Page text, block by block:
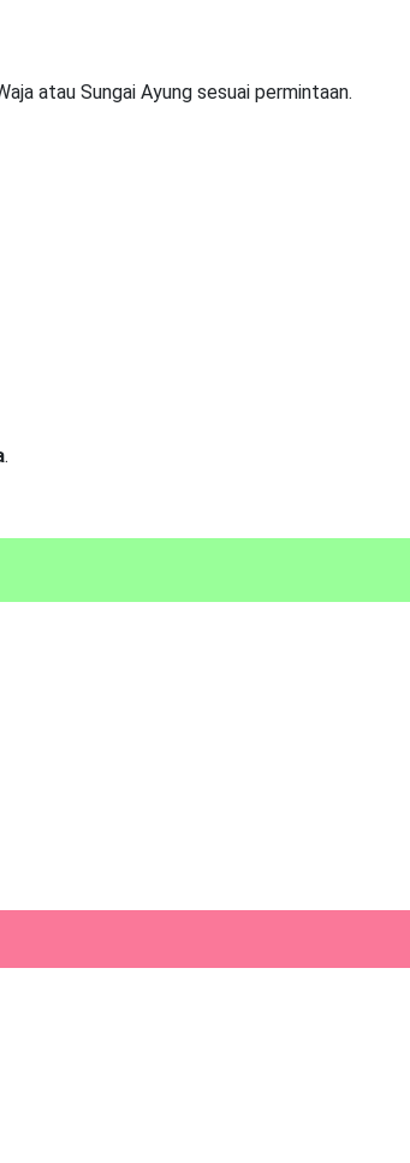
atau Sungai Ayung sesuai permintaan.
.